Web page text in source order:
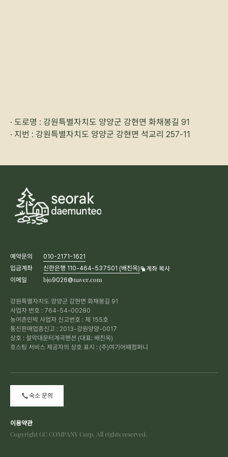
· 도로명 : 강원특별자치도 양양군 강현면 화채봉길 91
· 지번 : 강원특별자치도 양양군 강현면 석교리 257-11
예약문의
010-2171-1621
입금계좌
신한은행 110-464-537501 (배진옥)
계좌 복사
이메일
bjo9026@naver.com
강원특별자치도 양양군 강현면 화채봉길 91
사업자 번호 : 764-54-00280
농어촌민박 사업자 신고번호 : 제 155호
통신판매업종신고 : 2013-강원양양-0017
상호 : 설악대문터계곡펜션 (대표: 배진옥)
호스팅 서비스 제공자의 상호 표시 : (주)여기어때컴퍼니
이용약관
Copyright GC COMPANY Corp. All rights reserved.
숙소 문의